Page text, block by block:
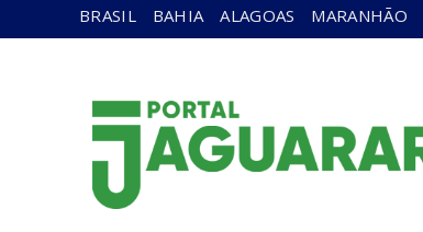
BRASIL BAHIA ALAGOAS MARANHÃO